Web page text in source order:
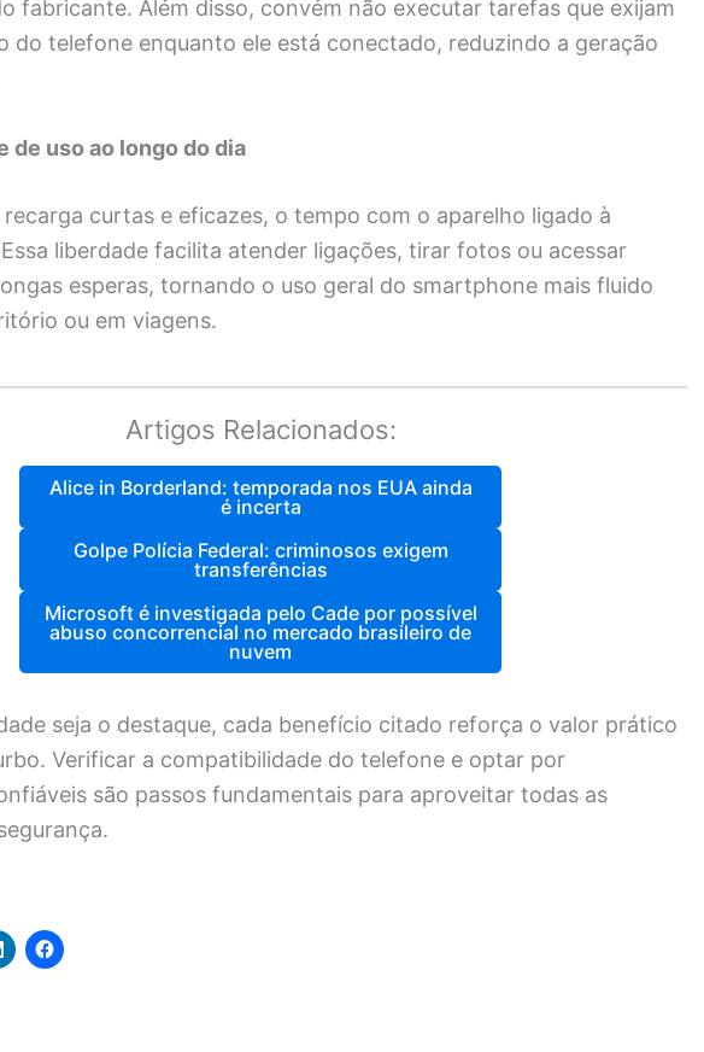
fabricante. Além disso, convém não executar tarefas que exijam
do telefone enquanto ele está conectado, reduzindo a geração
de uso ao longo do dia
recarga curtas e eficazes, o tempo com o aparelho ligado à
liberdade facilita atender ligações, tirar fotos ou acessar
esperas, tornando o uso geral do smartphone mais fluido
ou em viagens.
Artigos Relacionados:
Alice in Borderland: temporada nos EUA ainda
é incerta
Golpe Polícia Federal: criminosos exigem
transferências
Microsoft é investigada pelo Cade por possível
abuso concorrencial no mercado brasileiro de
nuvem
seja o destaque, cada benefício citado reforça o valor prático
Verificar a compatibilidade do telefone e optar por
são passos fundamentais para aproveitar todas as